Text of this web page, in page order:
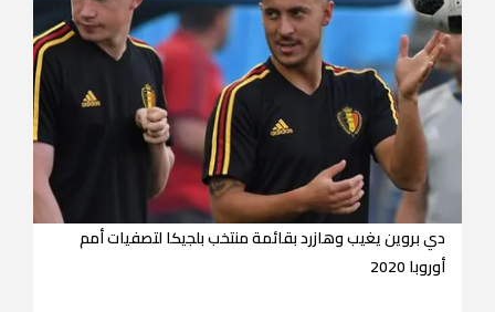
دي بروين يغيب وهازرد بقائمة منتخب بلجيكا لتصفيات أمم
أوروبا 2020